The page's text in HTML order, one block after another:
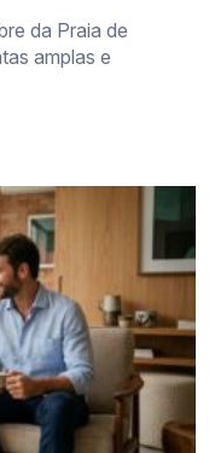
da Praia de
amplas e